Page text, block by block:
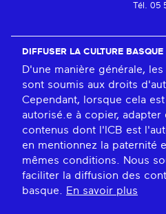
Tél. 05
DIFFUSER LA CULTURE BASQUE
D'une manière générale,
sont soumis aux droits
Cependant, lorsque cela
autorisé.e à copier,
contenus dont l'ICB est
en mentionnez la paternité
mêmes conditions. Nous
faciliter la diffusion des
basque.
En savoir plus